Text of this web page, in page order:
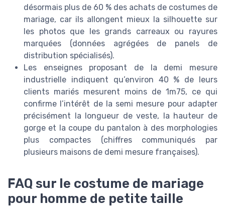
désormais plus de 60 % des achats de costumes de
mariage, car ils allongent mieux la silhouette sur
les photos que les grands carreaux ou rayures
marquées (données agrégées de panels de
distribution spécialisés).
Les enseignes proposant de la demi mesure
industrielle indiquent qu’environ 40 % de leurs
clients mariés mesurent moins de 1m75, ce qui
confirme l’intérêt de la semi mesure pour adapter
précisément la longueur de veste, la hauteur de
gorge et la coupe du pantalon à des morphologies
plus compactes (chiffres communiqués par
plusieurs maisons de demi mesure françaises).
FAQ sur le costume de mariage
pour homme de petite taille